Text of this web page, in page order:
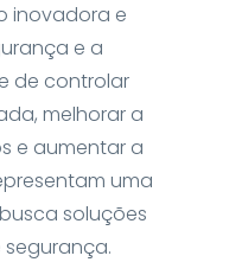
inovadora e
e a
de controlar
melhorar a
e aumentar a
uma
soluções